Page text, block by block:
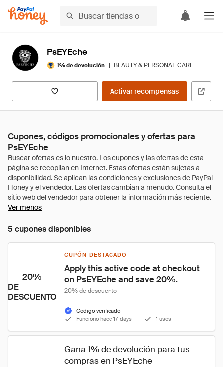
PsEYEche
1% de devolución | BEAUTY & PERSONAL CARE
Activar recompensas
Cupones, códigos promocionales y ofertas para
PsEYEche
Ver menos
5 cupones disponibles
20%
DE
DESCUENTO
CUPÓN DESTACADO
Apply this active code at checkout
on PsEYEche and save 20%.
20% de descuento
Código verificado
Funcionó hace 17 days
1 usos
Gana 1% de devolución para tus
compras en PsEYEche